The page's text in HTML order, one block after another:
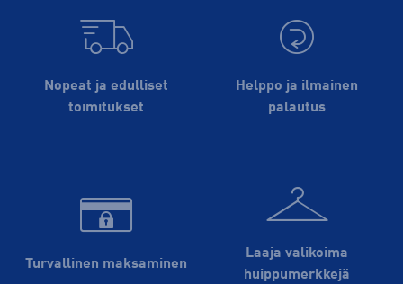
Nopeat ja edulliset
toimitukset
Helppo ja ilmainen
palautus
Turvallinen maksaminen
Laaja valikoima
huippu­merkkejä